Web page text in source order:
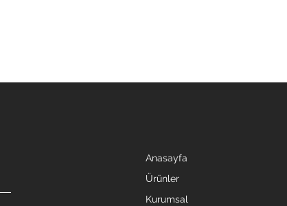
Anasayfa
Ürünler
Kurumsal